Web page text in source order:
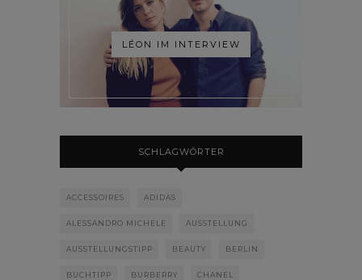
LÉON IM INTERVIEW
SCHLAGWÖRTER
ACCESSOIRES ADIDAS
ALESSANDRO MICHELE AUSSTELLUNG
AUSSTELLUNGSTIPP BEAUTY BERLIN
BUCHTIPP BURBERRY CHANEL